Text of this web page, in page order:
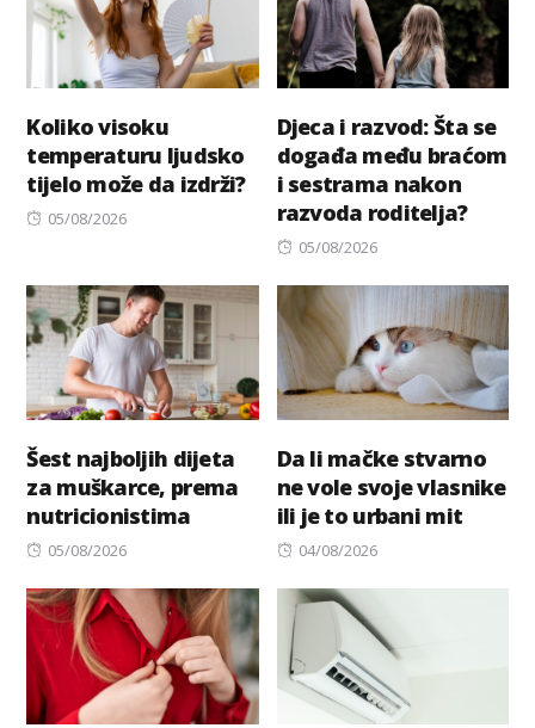
Koliko visoku
temperaturu ljudsko
tijelo može da izdrži?
Posted
05/08/2026
Djeca i razvod: Šta se
događa među braćom
i sestrama nakon
razvoda roditelja?
Posted
05/08/2026
Šest najboljih dijeta
za muškarce, prema
nutricionistima
Posted
05/08/2026
Da li mačke stvarno
ne vole svoje vlasnike
ili je to urbani mit
Posted
04/08/2026